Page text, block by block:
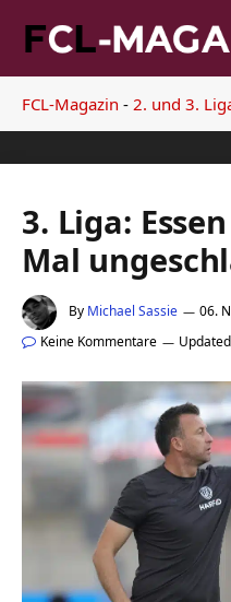
FCL-Magazin - 2. und 3.
3. Liga:
Mal
By Michael Sassie
06.
Keine Kommentare